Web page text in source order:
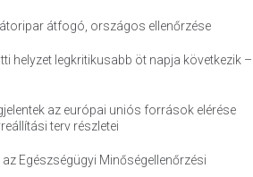
átfogó, országos ellenőrzése
helyzet legkritikusabb öt napja következik –
az európai uniós források elérése
terv részletei
Egészségügyi Minőségellenőrzési